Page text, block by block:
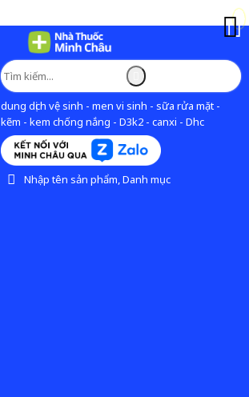
dung dịch vệ sinh - men vi sinh - sữa rửa mặt -
kẽm - kem chống nắng - D3k2 - canxi - Dhc
Nhập tên sản phẩm, Danh mục